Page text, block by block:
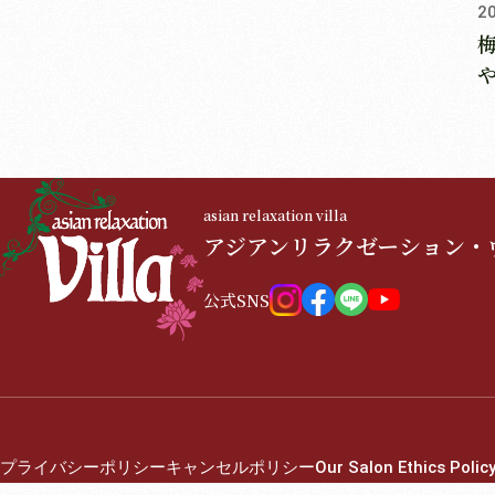
asian relaxation villa
アジアンリラクゼーション・
公式SNS
プライバシーポリシーキャンセルポリシーOur Salon Ethics Policy